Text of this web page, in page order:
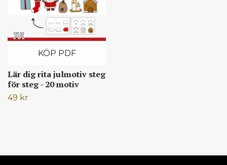
KÖP PDF
Lär dig rita julmotiv steg
för steg - 20 motiv
49 kr